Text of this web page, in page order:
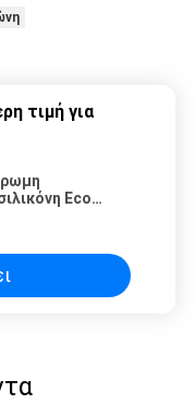
τιμή για
Eco